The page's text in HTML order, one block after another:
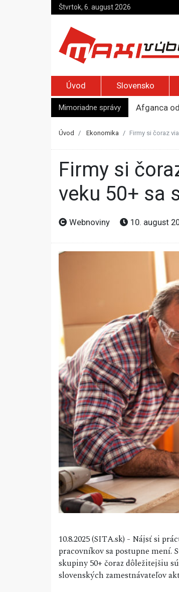
Štvrtok, 6. august 2026
Úvod Slovensko
Mimoriadne správy
Afganca
Novinárka
Úvod Ekonomika Firmy si čoraz
Firmy si čoraz viac cenia skúsených pracovníkov, ľudia vo
veku 50+ sa
Webnoviny 10. august
10.8.2025 (SITA.sk) - Nájsť si
pracovníkov sa postupne mení.
skupiny 50+ čoraz dôležitejšiu
slovenských zamestnávateľov